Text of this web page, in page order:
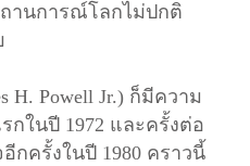
านการณ์โลกไม่ปกติ
H. Powell Jr.) ก็มีความ
กในปี 1972 และครั้งต่อ
กครั้งในปี 1980 คราวนี้